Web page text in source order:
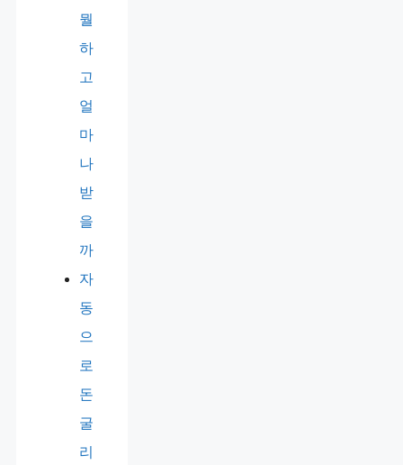
뭘
하
고
얼
마
나
받
을
까
자
동
으
로
돈
굴
리